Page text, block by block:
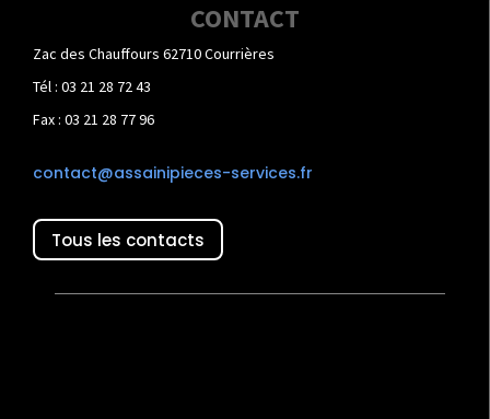
CONTACT
Zac des Chauffours 62710 Courrières
Tél : 03 21 28 72 43
Fax : 03 21 28 77 96
contact@assainipieces-services.fr
Tous les contacts